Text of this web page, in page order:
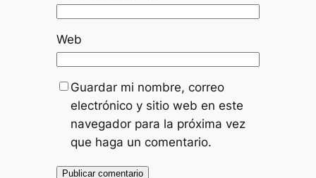
Web
Guardar mi nombre, correo
electrónico y sitio web en este
navegador para la próxima vez
que haga un comentario.